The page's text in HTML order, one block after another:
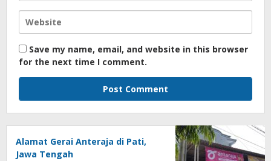
Save my name, email, and website in this browser
for the next time I comment.
Alamat Gerai Anteraja di Pati,
Jawa Tengah